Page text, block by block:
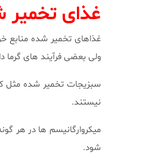
غذای تخمیر
غذاهای تخمیر شده منابع
ولی بعضی فرآیند های گرما
سبزیجات تخمیر شده مثل
نیستند.
میکروارگانیسم ها در هر
شود.